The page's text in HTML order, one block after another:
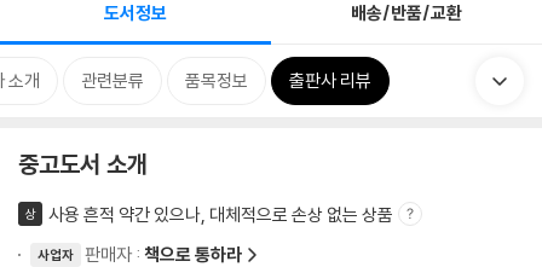
도서정보 배송/반품/교환
소개 관련분류 품목정보 출판사 리뷰
중고도서 소개
상 사용 흔적 약간 있으나, 대체적으로 손상 없는 상품
사업자 판매자 : 책으로 통하라